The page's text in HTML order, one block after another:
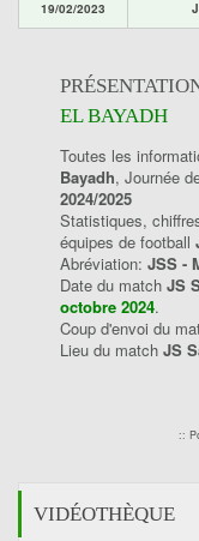
19/02/2023
EL BAYADH
Toutes les
Bayadh, Journée
2024/2025
Statistiques,
équipes de football
Abréviation: JSS -
Date du match JS
octobre 2024.
Coup d'envoi du
Lieu du match JS
::
VIDÉOTHÈQUE